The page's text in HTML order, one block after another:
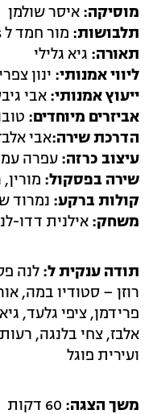
מוסיקה: איסר שולמן
תלבושות: מור חמד ל Mor's
תאורה: גיא גלילי
ליווי אמנותי: ינון
ייעוץ אמנותי: אבי
אביזרים מיוחדים:
הדרכת שירה:אבי
עיצוב כרזה: עפרה
שירה בפסקול: מורין,
קולות ברקע: נמרוד
משחק: אילנית דדו-
תודה ענקית ל: לנה
רוזן – סטודיו במה,
פרידמן, ציפי גלעד,
אלבז, צחי בלנגה,
ועירית פוגל
משך הצגה: